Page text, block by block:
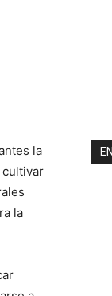
la
cultivar
la